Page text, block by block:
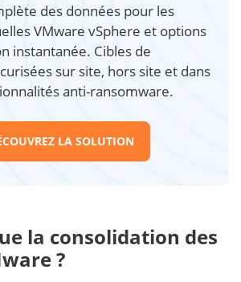
des données pour les
VMware vSphere et options
instantanée. Cibles de
sur site, hors site et dans
anti-ransomware.
LA SOLUTION
la consolidation des
?